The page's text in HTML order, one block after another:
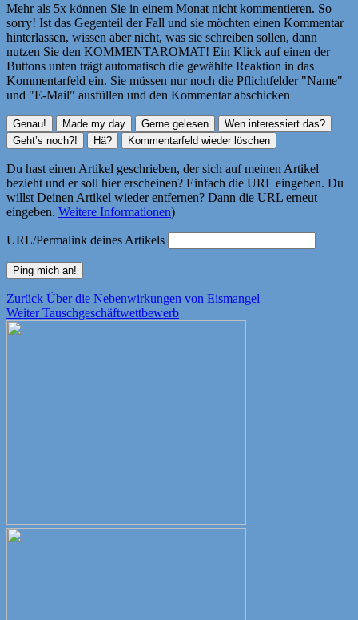
Mehr als 5x können Sie in einem Monat nicht kommentieren. So
sorry! Ist das Gegenteil der Fall und sie möchten einen Kommentar
hinterlassen, wissen aber nicht, was sie schreiben sollen, dann
nutzen Sie den KOMMENTAROMAT! Ein Klick auf einen der
Buttons unten trägt automatisch die gewählte Reaktion in das
Kommentarfeld ein. Sie müssen nur noch die Pflichtfelder "Name"
und "E-Mail" ausfüllen und den Kommentar abschicken
Du hast einen Artikel geschrieben, der sich auf meinen Artikel
bezieht und er soll hier erscheinen? Einfach die URL eingeben. Du
willst Deinen Artikel wieder entfernen? Dann die URL erneut
eingeben. Weitere Informationen)
URL/Permalink deines Artikels
Beitragsnavigation
Zurück Vorheriger
Beitrag:
Über die Nebenwirkungen von Eismangel
Weiter Nächster
Tauschgeschäftwettbewerb